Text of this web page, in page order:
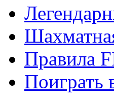
Правила
Поиграть